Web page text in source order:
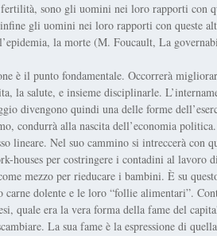
sono gli uomini nei loro rapporti con
gli uomini nei loro rapporti con queste
la morte (M. Foucault, La
è il punto fondamentale. Occorrerà
la salute, e insieme disciplinarle.
divengono quindi una delle forme
condurrà alla nascita dell’economia politica.
lineare. Nel suo cammino si intreccerà con
houses per costringere i contadini al lavoro
mezzo per rieducare i bambini. È su
carne dolente e le loro “follie alimentari”.
quale era la vera forma della fame del
La sua fame è la espressione di